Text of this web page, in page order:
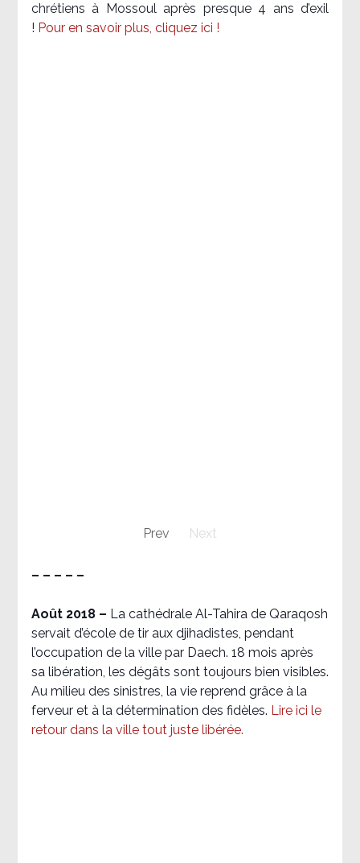
chrétiens à Mossoul après presque 4 ans d’exil
! Pour en savoir plus, cliquez ici !
Prev Next
– – – – –
Août 2018 – La cathédrale Al-Tahira de Qaraqosh
servait d’école de tir aux djihadistes, pendant
l’occupation de la ville par Daech. 18 mois après
sa libération, les dégâts sont toujours bien visibles.
Au milieu des sinistres, la vie reprend grâce à la
ferveur et à la détermination des fidèles. Lire ici le
retour dans la ville tout juste libérée.